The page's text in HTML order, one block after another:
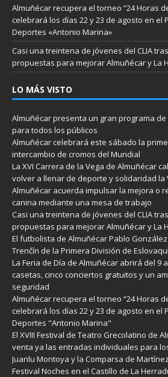
Almuñécar recupera el torneo “24 Horas
celebrará los días 22 y 23 de agosto en el
Deportes «Antonio Marina»
Casi una treintena de jóvenes del CLIA
propuestas para mejorar Almuñécar y La
LO MÁS VISTO
Almuñécar presenta un gran programa de
para todos los públicos
Almuñécar celebrará este sábado la
intercambio de cromos del Mundial
La XVI Carrera de la Vega de Almuñécar
volver a llenar de deporte y solidaridad la
Almuñécar acuerda impulsar la mejora o
canina mediante una mesa de trabajo
Casi una treintena de jóvenes del CLIA
propuestas para mejorar Almuñécar y La
El futbolista de Almuñécar Pablo
Trenčín de la Primera División de
La Feria de Día de Almuñécar abrirá del 9
casetas, cinco conciertos gratuitos y un
seguridad
Almuñécar recupera el torneo “24 Horas
celebrará los días 22 y 23 de agosto en el
Deportes "Antonio Marina"
El XVIII Festival de Teatro Grecolatino de
venta ya las entradas individuales para
Juanlu Montoya y la Comparsa de
Festival Noches en el Castillo de La